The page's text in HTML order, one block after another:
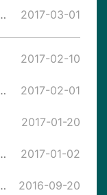
程教育2017年3月学习计划 2017-03-01
2017-02-10
程教育2017年2月学习计划 2017-02-01
2017-01-20
程教育2017年1月学习计划 2017-01-02
舆情应急处置预案 2016-09-20